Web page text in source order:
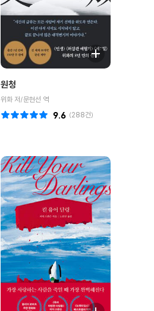
원청
위화 저/문현선 역
(288건)
9.6